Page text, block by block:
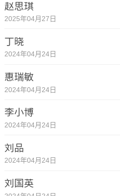
赵思琪
2025年04月27日
丁晓
2024年04月24日
惠瑞敏
2024年04月24日
李小博
2024年04月24日
刘品
2024年04月24日
刘国英